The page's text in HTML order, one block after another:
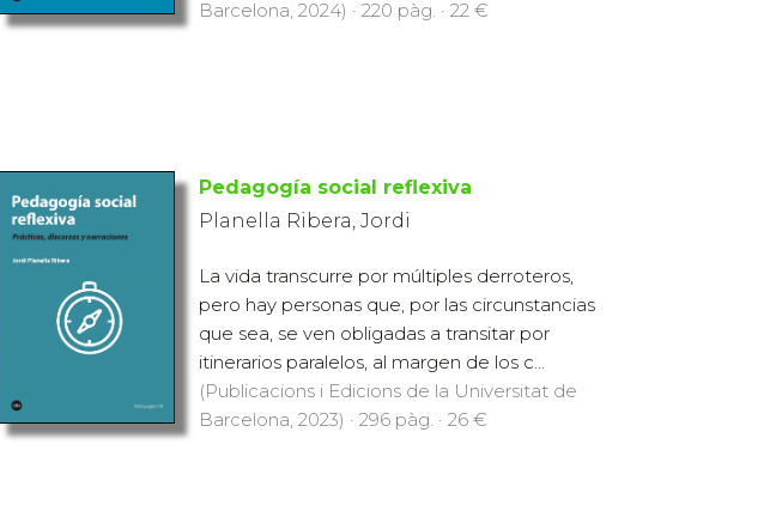
Barcelona, 2024) · 220 pàg. · 22 €
Pedagogía social reflexiva
Planella Ribera, Jordi
La vida transcurre por múltiples derroteros,
pero hay personas que, por las circunstancias
que sea, se ven obligadas a transitar por
itinerarios paralelos, al margen de los c...
(Publicacions i Edicions de la Universitat de
Barcelona, 2023) · 296 pàg. · 26 €